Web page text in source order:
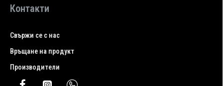
Контакти
Свържи се с нас
Връщане на продукт
Производители